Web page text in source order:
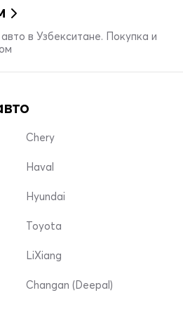
в Узбекситане. Покупка и
Chery
Haval
Hyundai
Toyota
LiXiang
Changan (Deepal)